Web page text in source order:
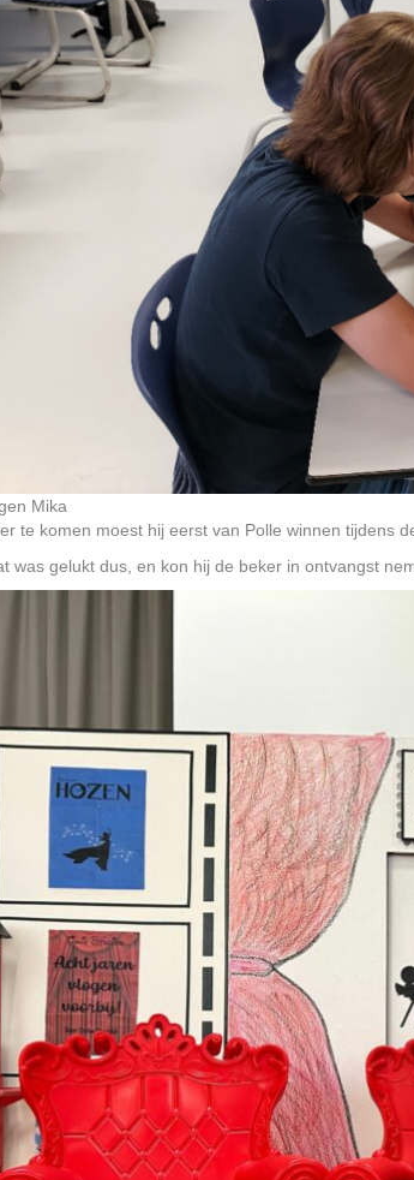
Mika
te komen moest hij eerst van Polle winnen tijdens
was gelukt dus, en kon hij de beker in ontvangst